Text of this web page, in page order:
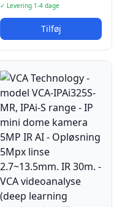
✓ Levering 1-4 dage
Tilføj